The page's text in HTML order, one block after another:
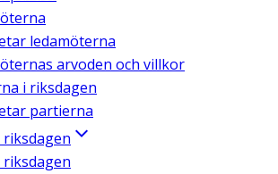
ledamöterna
arvoden och villkor
i riksdagen
partierna